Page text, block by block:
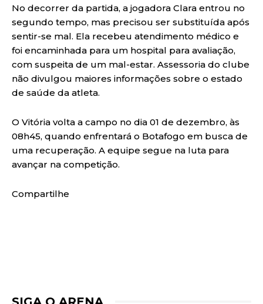
No decorrer da partida, a jogadora Clara entrou no
segundo tempo, mas precisou ser substituída após
sentir-se mal. Ela recebeu atendimento médico e
foi encaminhada para um hospital para avaliação,
com suspeita de um mal-estar. Assessoria do clube
não divulgou maiores informações sobre o estado
de saúde da atleta.
O Vitória volta a campo no dia 01 de dezembro, às
08h45, quando enfrentará o Botafogo em busca de
uma recuperação. A equipe segue na luta para
avançar na competição.
Compartilhe